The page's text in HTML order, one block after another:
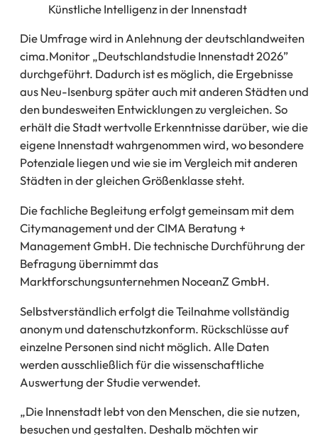
Künstliche Intelligenz in der Innenstadt
Die Umfrage wird in Anlehnung der deutschlandweiten
cima.Monitor „Deutschlandstudie Innenstadt 2026”
durchgeführt. Dadurch ist es möglich, die Ergebnisse
aus Neu-Isenburg später auch mit anderen Städten und
den bundesweiten Entwicklungen zu vergleichen. So
erhält die Stadt wertvolle Erkenntnisse darüber, wie die
eigene Innenstadt wahrgenommen wird, wo besondere
Potenziale liegen und wie sie im Vergleich mit anderen
Städten in der gleichen Größenklasse steht.
Die fachliche Begleitung erfolgt gemeinsam mit dem
Citymanagement und der CIMA Beratung +
Management GmbH. Die technische Durchführung der
Befragung übernimmt das
Marktforschungsunternehmen NoceanZ GmbH.
Selbstverständlich erfolgt die Teilnahme vollständig
anonym und datenschutzkonform. Rückschlüsse auf
einzelne Personen sind nicht möglich. Alle Daten
werden ausschließlich für die wissenschaftliche
Auswertung der Studie verwendet.
„Die Innenstadt lebt von den Menschen, die sie nutzen,
besuchen und gestalten. Deshalb möchten wir